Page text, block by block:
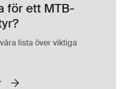
för ett MTB-
lista över viktiga